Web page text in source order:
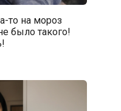
то на мороз
было такого!